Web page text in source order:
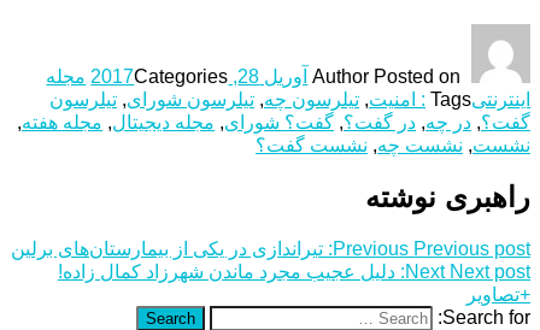
Author Posted on آوریل 28, 2017 Categories
مجله
اینترنتیTags : امنیت, تیلرسون چه, تیلرسون شورای, تیلرسون
گفت؟, در چه, در گفت؟, گفت؟ شورای, مجله دیجیتال, مجله هفته,
نشست, نشست چه, نشست گفت؟
راهبری نوشته
Previous Previous post:
تیراندازی در یکی از بیمارستان‌های برلین
Next Next post:
دلیل عجیب مجرد ماندن شهرزاد کمال زاده!
+تصاویر
Search for:
Search